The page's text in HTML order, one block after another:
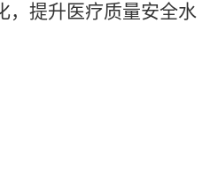
，提升医疗质量安全水